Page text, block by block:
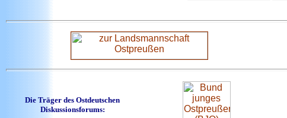
Die Träger des Ostdeutschen
Diskussionsforums: